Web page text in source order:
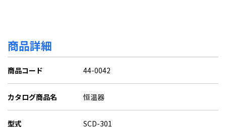
商品詳細
商品コード 44-0042
カタログ商品名 恒温器
型式 SCD-301